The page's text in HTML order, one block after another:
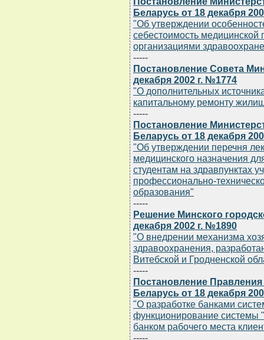
Беларусь от 18 декабря
"Об утверждении
себестоимость
организациями
-----
Постановление Совета
декабря 2002 г. №1774
"О дополнительных
капитальному ремонту
-----
Постановление
Беларусь от 18 декабря
"Об утверждении перечня
медицинского назначения
студентам на здравпунктах
профессионально-
образования"
-----
Решение Минского
декабря 2002 г. №1890
"О внедрении механизма
здравоохранения,
Витебской и Гродненской
-----
Постановление
Беларусь от 18 декабря
"О разработке банками
функционирование системы
банком рабочего места
-----